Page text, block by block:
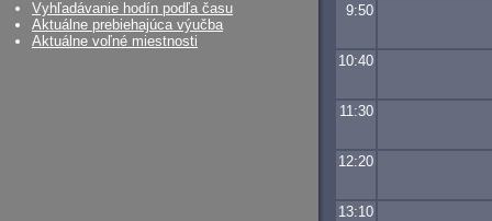
9:50
10:40
11:30
12:20
13:10
Vyhľadávanie hodín podľa času
Aktuálne prebiehajúca výučba
Aktuálne voľné miestnosti